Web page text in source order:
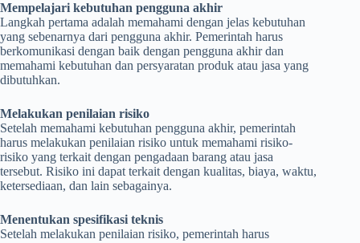
Mempelajari kebutuhan pengguna akhir
Langkah pertama adalah memahami dengan jelas kebutuhan
yang sebenarnya dari pengguna akhir. Pemerintah harus
berkomunikasi dengan baik dengan pengguna akhir dan
memahami kebutuhan dan persyaratan produk atau jasa yang
dibutuhkan.
Melakukan penilaian risiko
Setelah memahami kebutuhan pengguna akhir, pemerintah
harus melakukan penilaian risiko untuk memahami risiko-
risiko yang terkait dengan pengadaan barang atau jasa
tersebut. Risiko ini dapat terkait dengan kualitas, biaya, waktu,
ketersediaan, dan lain sebagainya.
Menentukan spesifikasi teknis
Setelah melakukan penilaian risiko, pemerintah harus